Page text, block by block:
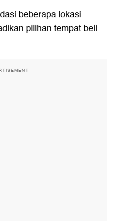
beberapa lokasi
pilihan tempat beli